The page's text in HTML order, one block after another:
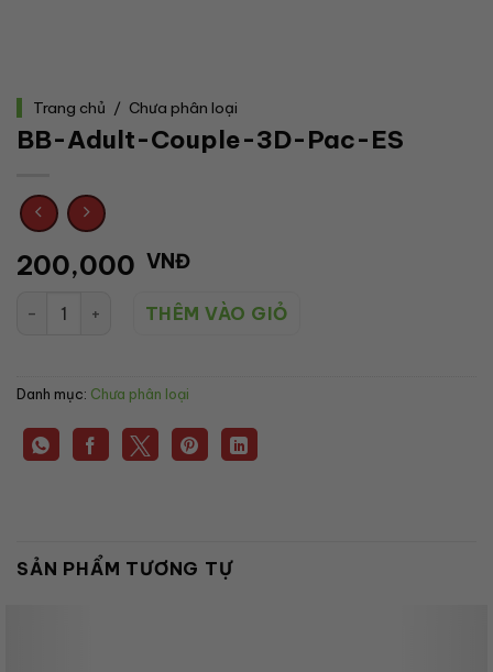
Trang chủ / Chưa phân loại
BB-Adult-Couple-3D-Pac-ES
200,000 VNĐ
BB-Adult-Couple-3D-Pac-ES số lượng
THÊM VÀO GIỎ
Danh mục: Chưa phân loại
SẢN PHẨM TƯƠNG TỰ